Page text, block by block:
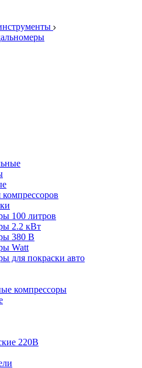
100 литров
2.2 кВт
380 В
Watt
для покраски авто
компрессоры
220В